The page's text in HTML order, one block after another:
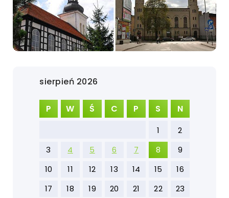
sierpień 2026
P W Ś C P S N
1
2
3
4 5 6 7 8
9
10
11 12 13 14 15
16
17
18 19 20 21 22
23